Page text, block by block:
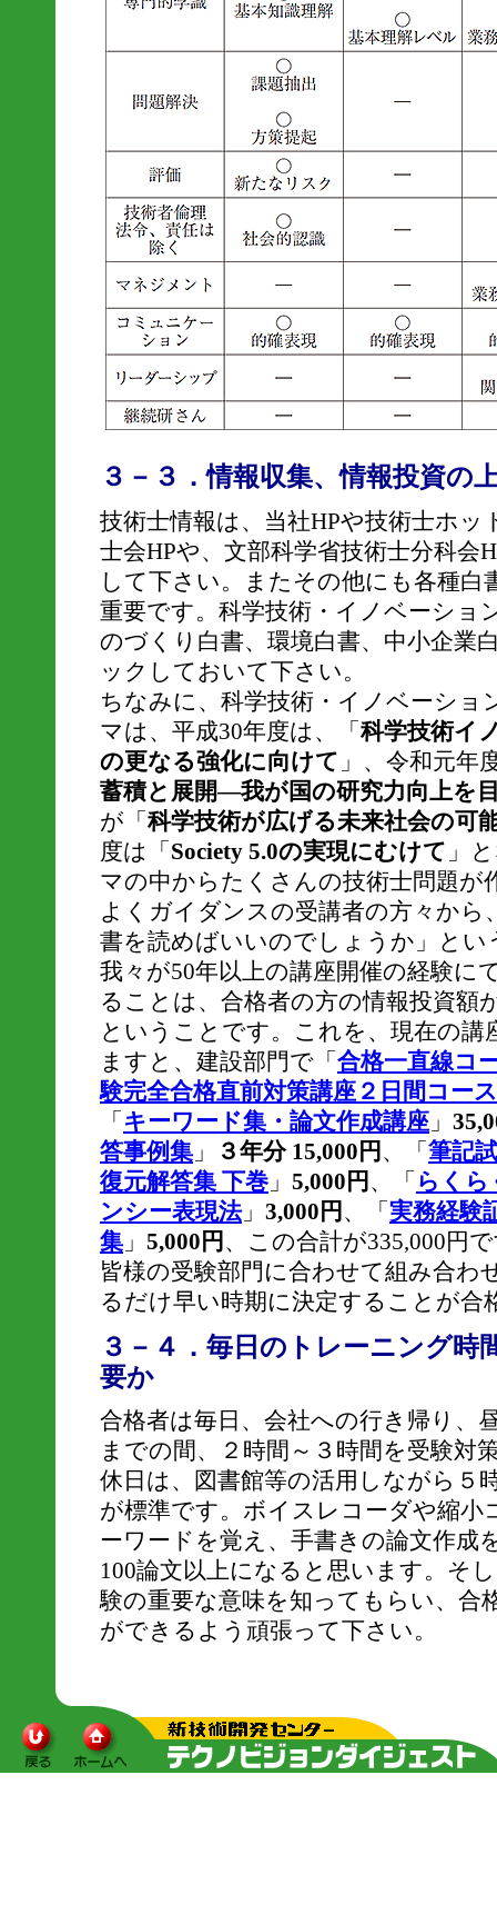
３－３．情報収集、情報投資の
技術士情報は、当社HPや技術士ホ
士会HPや、文部科学省技術士分科会
して下さい。またその他にも各種白
重要です。科学技術・イノベーショ
のづくり白書、環境白書、中小企業
ックしておいて下さい。
ちなみに、科学技術・イノベーショ
マは、平成30年度は、「 科学技術イ
の更なる強化に向けて 」、令和元年
蓄積と展開―我が国の研究力向上を
が「 科学技術が広げる未来社会の可
度は「 Society 5.0の実現にむけて 」
マの中からたくさんの技術士問題が
よくガイダンスの受講者の方々から
書を読めばいいのでしょうか」とい
我々が50年以上の講座開催の経験に
ることは、合格者の方の情報投資額
ということです。これを、現在の講
ますと、建設部門で「 合格一直線コ
験完全合格直前対策講座２日間コース
「 キーワード集・論文作成講座 」
答事例集 」 ３年分 15,000円 、「 筆記
復元解答集 下巻 」 5,000円 、「 らく
ンシー表現法」 3,000円 、「 実務経験
集 」 5,000円 、この合計が335,000円
皆様の受験部門に合わせて組み合わ
るだけ早い時期に決定することが合
３－４．毎日のトレーニング時
要か
合格者は毎日、会社への行き帰り、
までの間、２時間～３時間を受験対
休日は、図書館等の活用しながら５
が標準です。ボイスレコーダや縮小
ーワードを覚え、手書きの論文作成
100論文以上になると思います。そ
験の重要な意味を知ってもらい、合
ができるよう頑張って下さい。